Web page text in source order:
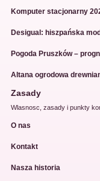
Komputer stacjonarny
Desigual: hiszpańska
Pogoda Pruszków –
Altana ogrodowa
Zasady
Wlasnosc, zasady i punkty
O nas
Kontakt
Nasza historia